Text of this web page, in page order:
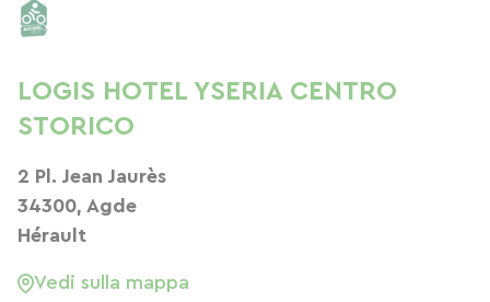
LOGIS HOTEL YSERIA CENTRO
STORICO
2 Pl. Jean Jaurès
34300, Agde
Hérault
Vedi sulla mappa